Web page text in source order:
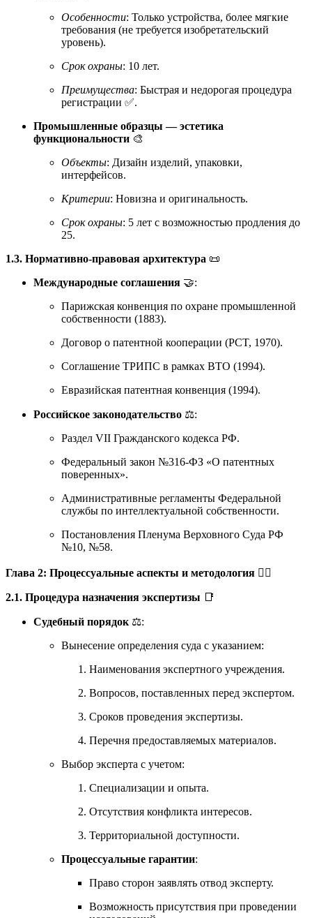
Особенности: Только устройства, более мягкие
требования (не требуется изобретательский
уровень).
Срок охраны: 10 лет.
Преимущества: Быстрая и недорогая процедура
регистрации ✅.
Промышленные образцы — эстетика
функциональности 🎨
Объекты: Дизайн изделий, упаковки,
интерфейсов.
Критерии: Новизна и оригинальность.
Срок охраны: 5 лет с возможностью продления до
25.
1.3. Нормативно-правовая архитектура 📜
Международные соглашения 🤝:
Парижская конвенция по охране промышленной
собственности (1883).
Договор о патентной кооперации (PCT, 1970).
Соглашение ТРИПС в рамках ВТО (1994).
Евразийская патентная конвенция (1994).
Российское законодательство ⚖️:
Раздел VII Гражданского кодекса РФ.
Федеральный закон №316-ФЗ «О патентных
поверенных».
Административные регламенты Федеральной
службы по интеллектуальной собственности.
Постановления Пленума Верховного Суда РФ
№10, №58.
Глава 2: Процессуальные аспекты и методология 🕵️‍♂️
2.1. Процедура назначения экспертизы 📑
Судебный порядок ⚖️:
Вынесение определения суда с указанием:
Наименования экспертного учреждения.
Вопросов, поставленных перед экспертом.
Сроков проведения экспертизы.
Перечня предоставляемых материалов.
Выбор эксперта с учетом:
Специализации и опыта.
Отсутствия конфликта интересов.
Территориальной доступности.
Процессуальные гарантии:
Право сторон заявлять отвод эксперту.
Возможность присутствия при проведении